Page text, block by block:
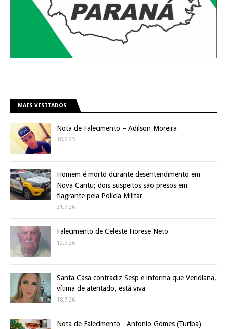
MAIS VISITADOS
Nota de Falecimento – Adilson Moreira
18.6.25
Homem é morto durante desentendimento em
Nova Cantu; dois suspeitos são presos em
flagrante pela Polícia Militar
31.7.26
Falecimento de Celeste Fiorese Neto
12.7.26
Santa Casa contradiz Sesp e informa que Veridiana,
vítima de atentado, está viva
18.7.26
Nota de Falecimento - Antonio Gomes (Turiba)